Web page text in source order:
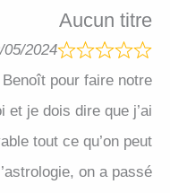
Aucun titre
05/2024
pour faire notre
et je dois dire que j’ai
tout ce qu’on peut
on a passé